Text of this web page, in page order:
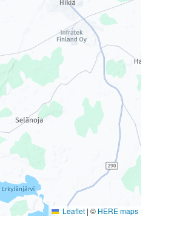
Leaflet | © HERE maps